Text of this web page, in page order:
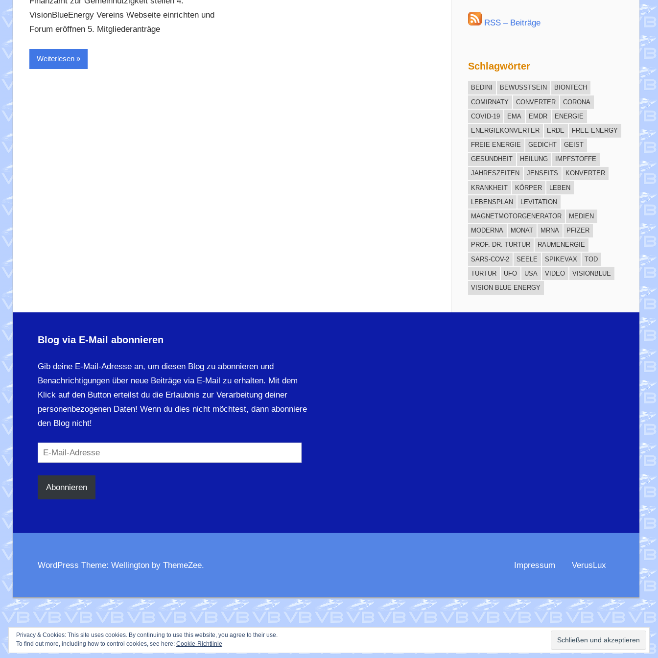
VisionBlueEnergy Vereins Webseite einrichten und
Forum eröffnen 5. Mitgliederanträge
Weiterlesen
RSS – Beiträge
Schlagwörter
BEDINI BEWUSSTSEIN
BIONTECH
COMIRNATY
CONVERTER
CORONA
COVID-19
EMA EMDR
ENERGIE
ENERGIEKONVERTER
ERDE
FREE ENERGY
FREIE ENERGIE
GEDICHT
GEIST
GESUNDHEIT
HEILUNG
IMPFSTOFFE
JAHRESZEITEN
JENSEITS
KONVERTER
KRANKHEIT
KÖRPER
LEBEN
LEBENSPLAN
LEVITATION
MAGNETMOTORGENERATOR
MEDIEN
MODERNA
MONAT MRNA
PFIZER
PROF. DR. TURTUR
RAUMENERGIE
SARS-COV-2
SEELE SPIKEVAX
TOD
TURTUR
UFO USA VIDEO
VISIONBLUE
VISION BLUE ENERGY
Blog via E-Mail abonnieren
Gib deine E-Mail-Adresse an, um diesen Blog zu abonnieren und
Benachrichtigungen über neue Beiträge via E-Mail zu erhalten. Mit dem
Klick auf den Button erteilst du die Erlaubnis zur Verarbeitung deiner
personenbezogenen Daten! Wenn du dies nicht möchtest, dann abonniere
den Blog nicht!
E-
Mail-
Adresse
Abonnieren
Impressum VerusLux
WordPress Theme: Wellington by ThemeZee.
Privacy & Cookies: This site uses cookies. By continuing to use this website, you agree to their use.
To find out more, including how to control cookies, see here: Cookie-Richtlinie